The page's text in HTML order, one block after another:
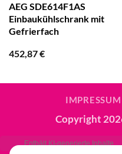
AEG SDE614F1AS
Einbaukühlschrank mit
Gefrierfach
452,87€
IMPRESSUM
Copyright